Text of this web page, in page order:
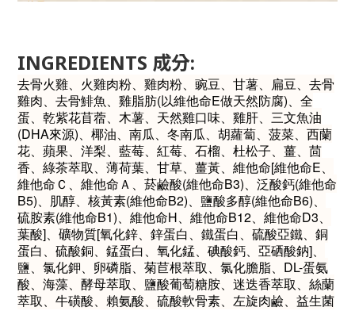
INGREDIENTS 成分:
去骨火雞、火雞肉粉、雞肉粉、豌豆、甘薯、扁豆、去骨
雞肉、去骨鯡魚、雞脂肪(以維他命E做天然防腐)、全
蛋、乾紫花苜蓿、木薯、天然雞口味、雞肝、三文魚油
(DHA來源)、椰油、南瓜、冬南瓜、胡蘿蔔、菠菜、西蘭
花、蘋果、洋梨、藍莓、紅莓、石榴、杜松子、薑、茴
香、綠茶萃取、薄荷葉、甘草、薑黃、維他命[維他命E、
維他命Ｃ、維他命Ａ、菸鹼酸(維他命B3)、泛酸鈣(維他命
B5)、肌醇、核黃素(維他命B2)、鹽酸多醇(維他命B6)、
硫胺素(維他命B1)、維他命H、維他命B12、維他命D3、
葉酸]、礦物質[氧化鋅、鋅蛋白、鐵蛋白、硫酸亞鐵、銅
蛋白、硫酸銅、錳蛋白、氧化錳、碘酸鈣、亞硒酸鈉]、
鹽、氯化鉀、卵磷脂、菊苣根萃取、氯化膽脂、DL-蛋氨
酸、海藻、酵母萃取、鹽酸葡萄糖胺、迷迭香萃取、絲蘭
萃取、牛磺酸、賴氨酸、硫酸軟骨素、左旋肉鹼、益生菌